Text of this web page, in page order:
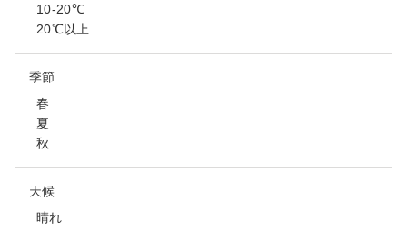
10-20℃
20℃以上
季節
春
夏
秋
天候
晴れ